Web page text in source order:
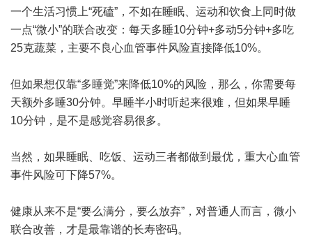
一个生活习惯上“死磕”，不如在睡眠、运动和饮食上同时做
一点“微小”的联合改变：每天多睡10分钟+多动5分钟+多吃
25克蔬菜，主要不良心血管事件风险直接降低10%。
但如果想仅靠“多睡觉”来降低10%的风险，那么，你需要每
天额外多睡30分钟。早睡半小时听起来很难，但如果早睡
10分钟，是不是感觉容易很多。
当然，如果睡眠、吃饭、运动三者都做到最优，重大心血管
事件风险可下降57%。
健康从来不是“要么满分，要么放弃”，对普通人而言，微小
联合改善，才是最靠谱的长寿密码。